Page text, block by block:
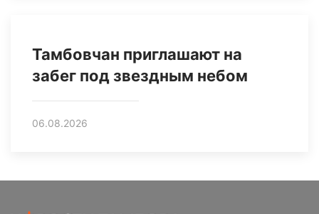
Тамбовчан приглашают на
забег под звездным небом
06.08.2026